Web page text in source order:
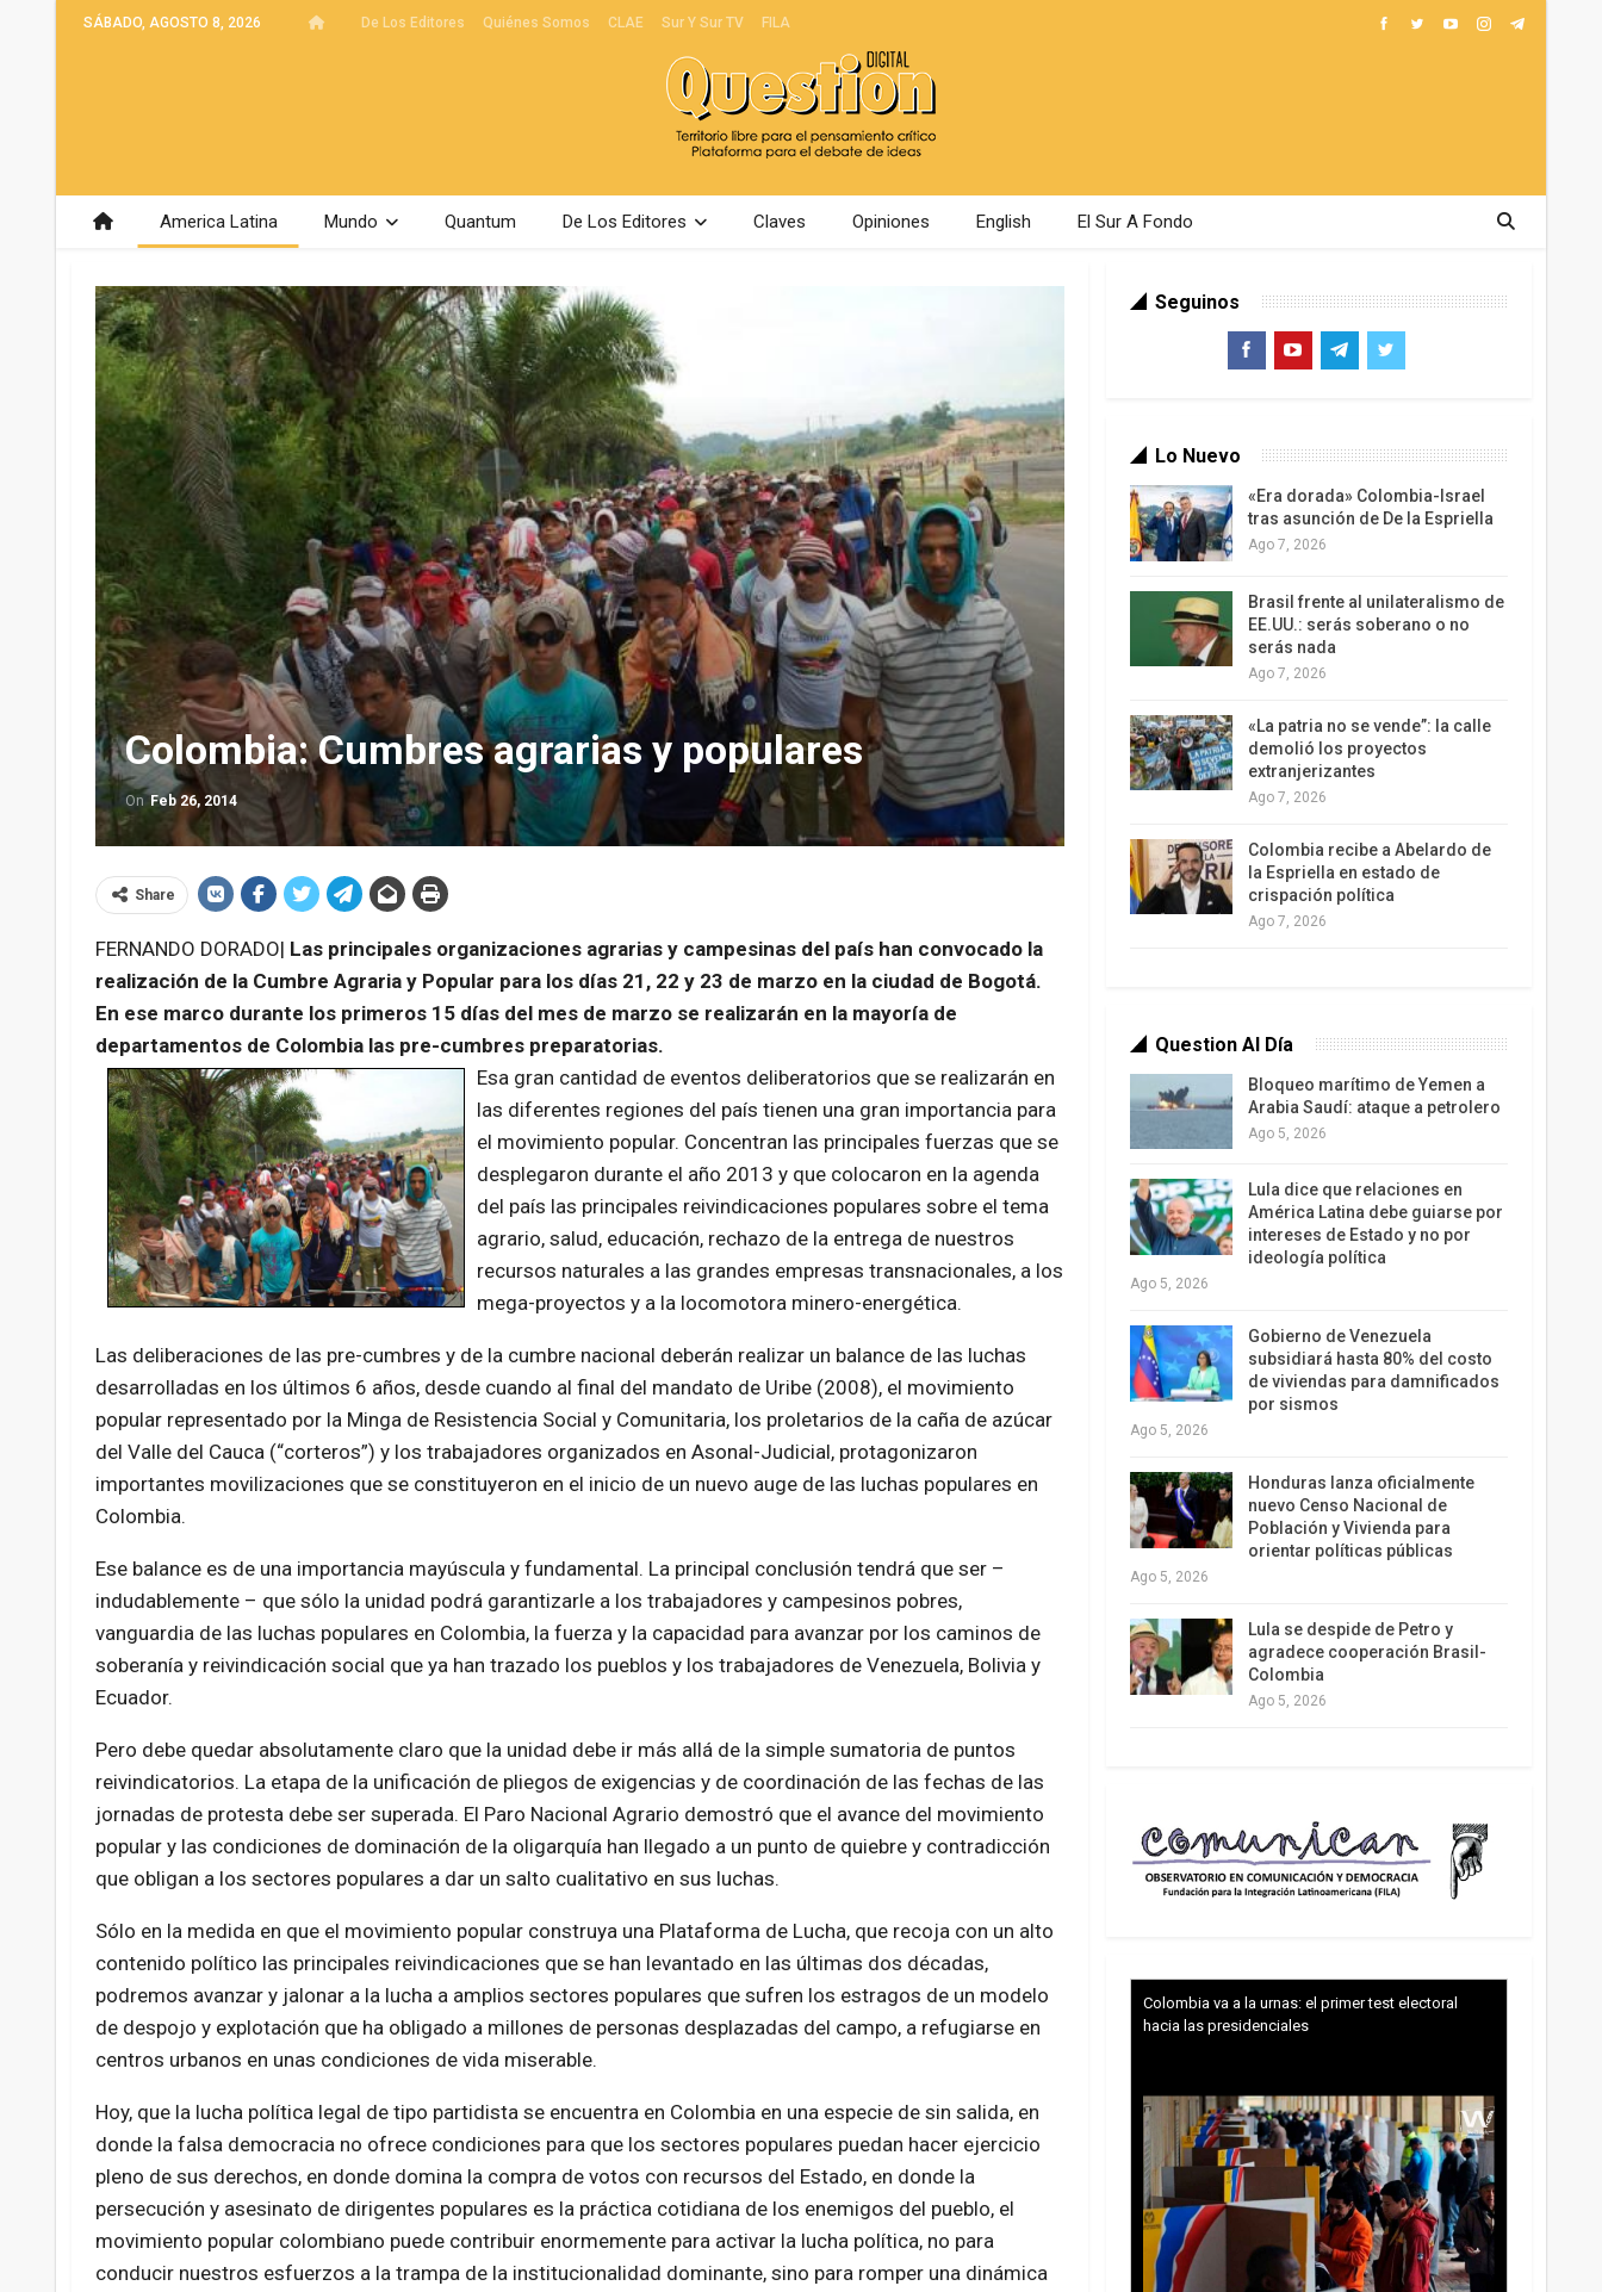
SÁBADO, AGOSTO 8, 2026 De Los Editores Quiénes Somos CLAE Sur Y Sur TV FILA
America Latina Mundo Quantum De Los Editores Claves Opiniones English El Sur A Fondo
Colombia: Cumbres agrarias y populares
On Feb 26, 2014
Share
FERNANDO DORADO| Las principales organizaciones agrarias y campesinas del país han convocado la
realización de la Cumbre Agraria y Popular para los días 21, 22 y 23 de marzo en la ciudad de Bogotá.
En ese marco durante los primeros 15 días del mes de marzo se realizarán en la mayoría de
departamentos de Colombia las pre-cumbres preparatorias.
Esa gran cantidad de eventos deliberatorios que se realizarán en
las diferentes regiones del país tienen una gran importancia para
el movimiento popular. Concentran las principales fuerzas que se
desplegaron durante el año 2013 y que colocaron en la agenda
del país las principales reivindicaciones populares sobre el tema
agrario, salud, educación, rechazo de la entrega de nuestros
recursos naturales a las grandes empresas transnacionales, a los
mega-proyectos y a la locomotora minero-energética.
Las deliberaciones de las pre-cumbres y de la cumbre nacional deberán realizar un balance de las luchas
desarrolladas en los últimos 6 años, desde cuando al final del mandato de Uribe (2008), el movimiento
popular representado por la Minga de Resistencia Social y Comunitaria, los proletarios de la caña de azúcar
del Valle del Cauca (“corteros”) y los trabajadores organizados en Asonal-Judicial, protagonizaron
importantes movilizaciones que se constituyeron en el inicio de un nuevo auge de las luchas populares en
Colombia.
Ese balance es de una importancia mayúscula y fundamental. La principal conclusión tendrá que ser –
indudablemente – que sólo la unidad podrá garantizarle a los trabajadores y campesinos pobres,
vanguardia de las luchas populares en Colombia, la fuerza y la capacidad para avanzar por los caminos de
soberanía y reivindicación social que ya han trazado los pueblos y los trabajadores de Venezuela, Bolivia y
Ecuador.
Pero debe quedar absolutamente claro que la unidad debe ir más allá de la simple sumatoria de puntos
reivindicatorios. La etapa de la unificación de pliegos de exigencias y de coordinación de las fechas de las
jornadas de protesta debe ser superada. El Paro Nacional Agrario demostró que el avance del movimiento
popular y las condiciones de dominación de la oligarquía han llegado a un punto de quiebre y contradicción
que obligan a los sectores populares a dar un salto cualitativo en sus luchas.
Sólo en la medida en que el movimiento popular construya una Plataforma de Lucha, que recoja con un alto
contenido político las principales reivindicaciones que se han levantado en las últimas dos décadas,
podremos avanzar y jalonar a la lucha a amplios sectores populares que sufren los estragos de un modelo
de despojo y explotación que ha obligado a millones de personas desplazadas del campo, a refugiarse en
centros urbanos en unas condiciones de vida miserable.
Hoy, que la lucha política legal de tipo partidista se encuentra en Colombia en una especie de sin salida, en
donde la falsa democracia no ofrece condiciones para que los sectores populares puedan hacer ejercicio
pleno de sus derechos, en donde domina la compra de votos con recursos del Estado, en donde la
persecución y asesinato de dirigentes populares es la práctica cotidiana de los enemigos del pueblo, el
movimiento popular colombiano puede contribuir enormemente para activar la lucha política, no para
conducir nuestros esfuerzos a la trampa de la institucionalidad dominante, sino para romper una dinámica
Seguinos
Lo Nuevo
«Era dorada» Colombia-Israel
tras asunción de De la Espriella
Ago 7, 2026
Brasil frente al unilateralismo de
EE.UU.: serás soberano o no
serás nada
Ago 7, 2026
«La patria no se vende”: la calle
demolió los proyectos
extranjerizantes
Ago 7, 2026
Colombia recibe a Abelardo de
la Espriella en estado de
crispación política
Ago 7, 2026
Question Al Día
Bloqueo marítimo de Yemen a
Arabia Saudí: ataque a petrolero
Ago 5, 2026
Lula dice que relaciones en
América Latina debe guiarse por
intereses de Estado y no por
ideología política
Ago 5, 2026
Gobierno de Venezuela
subsidiará hasta 80% del costo
de viviendas para damnificados
por sismos
Ago 5, 2026
Honduras lanza oficialmente
nuevo Censo Nacional de
Población y Vivienda para
orientar políticas públicas
Ago 5, 2026
Lula se despide de Petro y
agradece cooperación Brasil-
Colombia
Ago 5, 2026
Colombia va a la urnas: el primer test electoral
hacia las presidenciales